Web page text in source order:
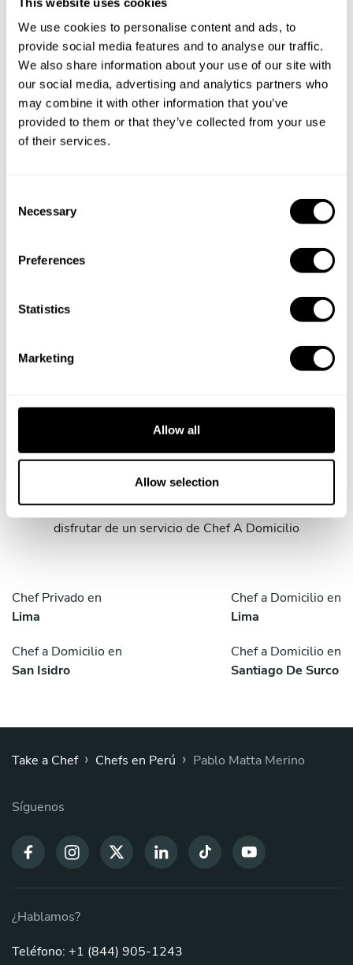
We use cookies to personalise content and ads, to
provide social media features and to analyse our traffic.
We also share information about your use of our site with
our social media, advertising and analytics partners who
may combine it with other information that you’ve
provided to them or that they’ve collected from your use
of their services.
Necessary
Preferences
Statistics
Marketing
Allow all
Allow selection
Servicios Take a Chef en
ciudades cercanas
Descubre ciudades cercanas a Cieneguilla en las que
disfrutar de un servicio de Chef A Domicilio
Chef Privado en
Lima
Chef a Domicilio en
Lima
Chef a Domicilio en
San Isidro
Chef a Domicilio en
Santiago De Surco
Take a Chef › Chefs en Perú › Pablo Matta Merino
Síguenos
¿Hablamos?
Teléfono: +1 (844) 905-1243